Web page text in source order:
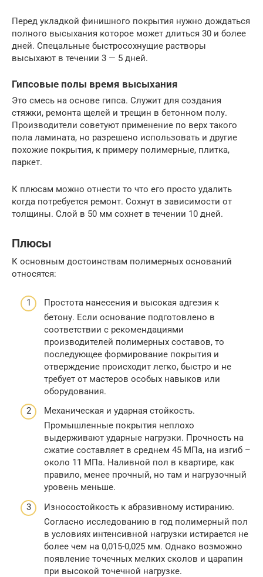
Перед укладкой финишного покрытия нужно дождаться
полного высыхания которое может длиться 30 и более
дней. Спецальные быстросохнущие растворы
высыхают в течении 3 — 5 дней.
Гипсовые полы время высыхания
Это смесь на основе гипса. Служит для создания
стяжки, ремонта щелей и трещин в бетонном полу.
Производители советуют применение по верх такого
пола ламината, но разрешено использовать и другие
похожие покрытия, к примеру полимерные, плитка,
паркет.
К плюсам можно отнести то что его просто удалить
когда потребуется ремонт. Сохнут в зависимости от
толщины. Слой в 50 мм сохнет в течении 10 дней.
Плюсы
К основным достоинствам полимерных оснований
относятся:
Простота нанесения и высокая адгезия к
бетону. Если основание подготовлено в
соответствии с рекомендациями
производителей полимерных составов, то
последующее формирование покрытия и
отверждение происходит легко, быстро и не
требует от мастеров особых навыков или
оборудования.
Механическая и ударная стойкость.
Промышленные покрытия неплохо
выдерживают ударные нагрузки. Прочность на
сжатие составляет в среднем 45 МПа, на изгиб –
около 11 МПа. Наливной пол в квартире, как
правило, менее прочный, но там и нагрузочный
уровень меньше.
Износостойкость к абразивному истиранию.
Согласно исследованию в год полимерный пол
в условиях интенсивной нагрузки истирается не
более чем на 0,015-0,025 мм. Однако возможно
появление точечных мелких сколов и царапин
при высокой точечной нагрузке.